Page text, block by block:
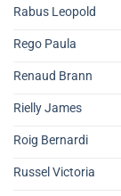
Rabus Leopold
Rego Paula
Renaud Brann
Rielly James
Roig Bernardi
Russel Victoria